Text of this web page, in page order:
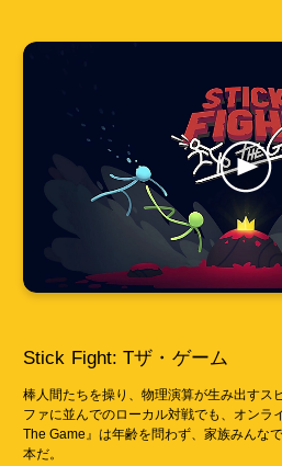
Stick Fight: Tザ・ゲーム
棒人間たちを操り、物理演算が生み出すス
ファに並んでのローカル対戦でも、オンラ
The Game』は年齢を問わず、家族みんな
本だ。